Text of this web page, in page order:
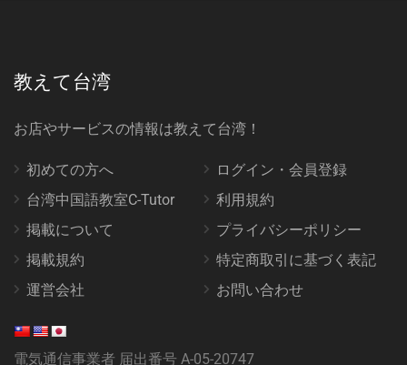
教えて台湾
お店やサービスの情報は教えて台湾！
初めての方へ
台湾中国語教室C-Tutor
掲載について
掲載規約
運営会社
ログイン・会員登録
利用規約
プライバシーポリシー
特定商取引に基づく表記
お問い合わせ
電気通信事業者 届出番号 A-05-20747